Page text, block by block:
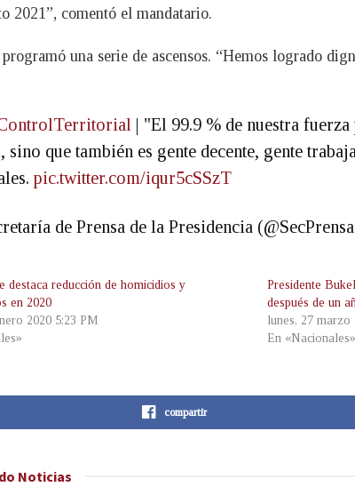
2021”, comentó el mandatario.
una serie de ascensos. “Hemos logrado
| "El 99.9 % de nuestra
sino que también es gente decente, gente
pic.twitter.com/iqur5cSSzT
de Prensa de la Presidencia
destaca reducción de homicidios y
en 2020
2020 5:23 PM
Presidente
después de un
lunes, 27 marzo
En «Nacionales»
compartir
Noticias